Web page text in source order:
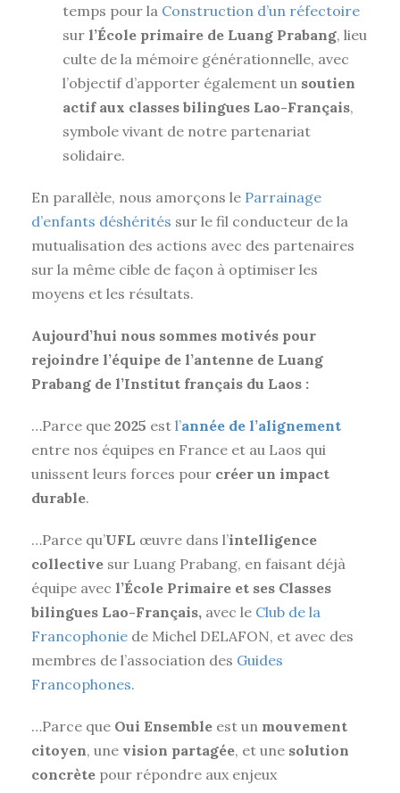
temps pour la Construction d’un réfectoire
sur l’École primaire de Luang Prabang, lieu
culte de la mémoire générationnelle, avec
l’objectif d’apporter également un soutien
actif aux classes bilingues Lao-Français,
symbole vivant de notre partenariat
solidaire.
En parallèle, nous amorçons le Parrainage
d’enfants déshérités sur le fil conducteur de la
mutualisation des actions avec des partenaires
sur la même cible de façon à optimiser les
moyens et les résultats.
Aujourd’hui nous sommes motivés pour
rejoindre l’équipe de l’antenne de Luang
Prabang de l’Institut français du Laos :
…Parce que 2025 est l’année de l’alignement
entre nos équipes en France et au Laos qui
unissent leurs forces pour créer un impact
durable.
…Parce qu’UFL œuvre dans l’intelligence
collective sur Luang Prabang, en faisant déjà
équipe avec l’École Primaire et ses Classes
bilingues Lao-Français, avec le Club de la
Francophonie de Michel DELAFON, et avec des
membres de l’association des Guides
Francophones.
…Parce que Oui Ensemble est un mouvement
citoyen, une vision partagée, et une solution
concrète pour répondre aux enjeux